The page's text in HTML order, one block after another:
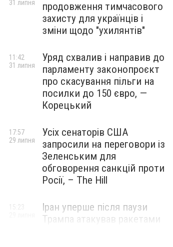
продовження тимчасового
захисту для українців і
зміни щодо "ухилянтів"
31 липня
Уряд схвалив і направив до
парламенту законопроєкт
про скасування пільги на
посилки до 150 євро, —
Корецький
11:42
31 липня
Усіх сенаторів США
запросили на переговори із
Зеленським для
обговорення санкцій проти
Росії, – The Hill
17:57
29 липня
Іран уперше після паузи
Трампа атакував ракетами
15:23